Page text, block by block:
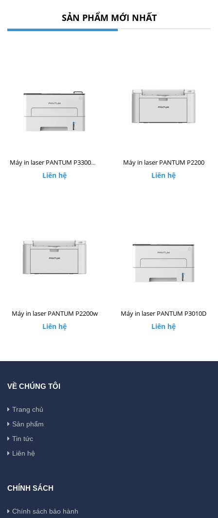
SẢN PHẨM MỚI NHẤT
Máy in laser PANTUM P3300DW
Liên hệ
Máy in laser PANTUM P2200
Liên hệ
Máy in laser PANTUM P2200w
Liên hệ
Máy in laser PANTUM P3010D
Liên hệ
VỀ CHÚNG TÔI
Trang chủ
Sản phẩm
Tin tức
Liên hệ
CHÍNH SÁCH
Chính sách bảo hành